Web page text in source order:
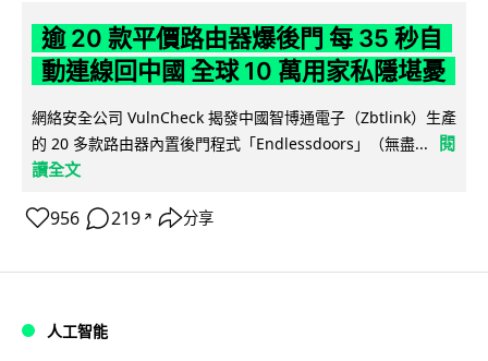
逾 20 款平價路由器爆後門 每 35 秒自
動連線回中國 全球 10 萬用家私隱堪憂
網絡安全公司 VulnCheck 揭發中國智博通電子（Zbtlink）生產
的 20 多款路由器內置後門程式「Endlessdoors」（無盡...
閱
讀全文
956 219 ↗ 分享
人工智能